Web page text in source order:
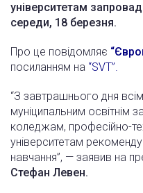
університетам
середи, 18 березня.
Про це повідомляє
посиланням на “SVT”.
“З завтрашнього дня
муніципальним освітнім
коледжам, професійно-
університетам
навчання”, — заявив на
Стефан Левен.